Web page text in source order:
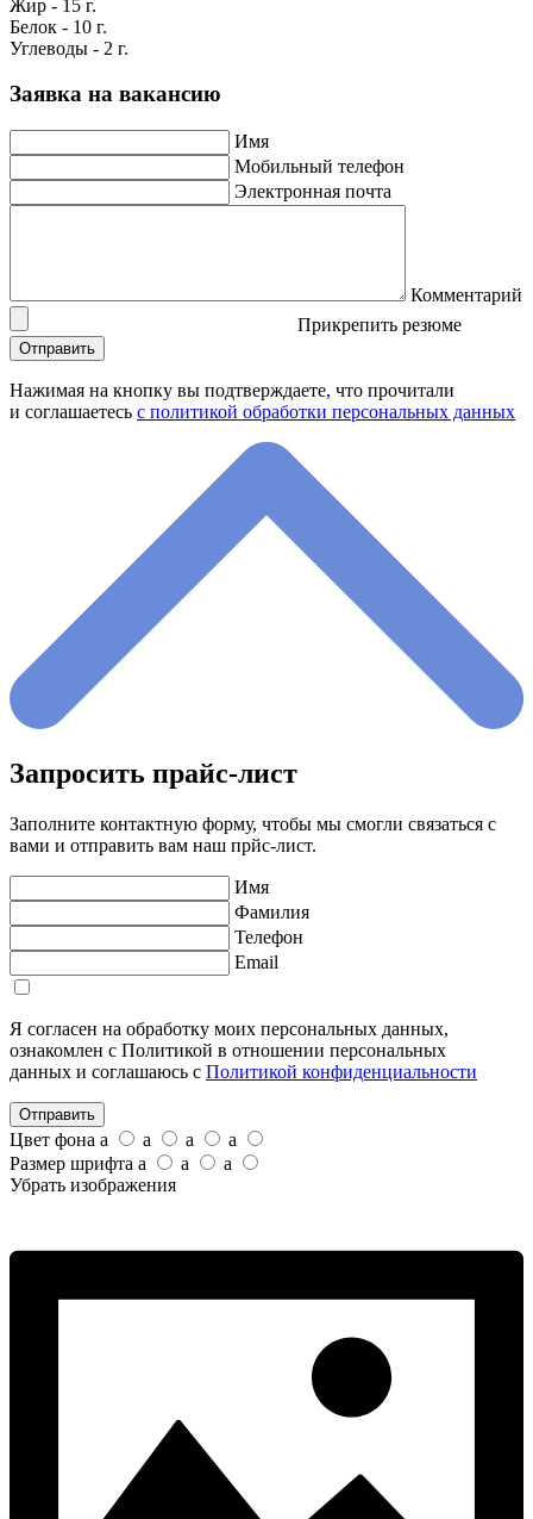
Жир - 15 г.
Белок - 10 г.
Углеводы - 2 г.
Заявка на вакансию
Имя
Мобильный телефон
Электронная почта
Комментарий
Прикрепить резюме
Нажимая на кнопку вы подтверждаете, что прочитали
и соглашаетесь с политикой обработки персональных данных
Запросить прайс-лист
Заполните контактную форму, чтобы мы смогли связаться с
вами и отправить вам наш прйс-лист.
Имя
Фамилия
Телефон
Email
Я согласен на обработку моих персональных данных,
ознакомлен с Политикой в отношении персональных
данных и соглашаюсь с Политикой конфиденциальности
Отправить
Цвет фона a a a
a
Размер шрифта a a
a
Убрать изображения